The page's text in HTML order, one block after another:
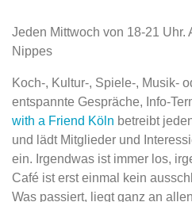
Jeden Mittwoch von 18-21 Uhr.
Nippes
Koch-, Kultur-, Spiele-, Musik-
entspannte Gespräche, Info-
with a Friend Köln betreibt
und lädt Mitglieder und
ein. Irgendwas ist immer los,
Café ist erst einmal kein
Was passiert, liegt ganz an